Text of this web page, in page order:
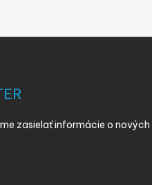
zasielať informácie o